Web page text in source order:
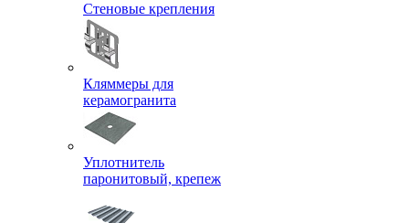
Стеновые крепления
Кляммеры для
керамогранита
Уплотнитель
паронитовый, крепеж